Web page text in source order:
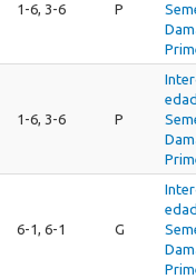
1-6, 3-6 P
1-6, 3-6 P
6-1, 6-1 G